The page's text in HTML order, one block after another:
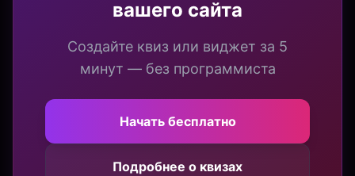
вашего сайта
Создайте квиз или виджет за 5
минут — без программиста
Начать бесплатно
Подробнее о квизах